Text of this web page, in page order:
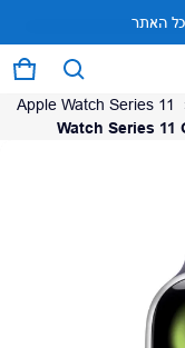
0 פריטים
Watch Series 11